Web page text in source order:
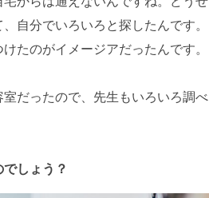
自分でいろいろと探したんです。
たのがイメージアだったんです。
だったので、先生もいろいろ調べ
しょう？